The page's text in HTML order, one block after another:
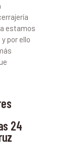
estamos
por ello
24